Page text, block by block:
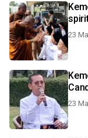
23
23